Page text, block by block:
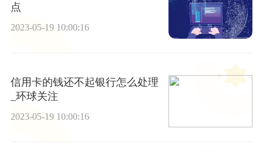
点
2023-05-19 10:00:16
信用卡的钱还不起银行怎么处理
_环球关注
2023-05-19 10:00:16